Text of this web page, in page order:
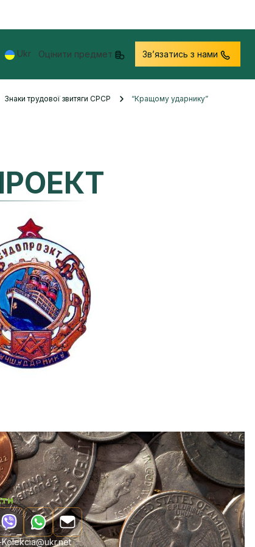
Ukr Оцінити предмет Звʼязатись з нами
Знаки трудової звитяги СРСР
“Кращому ударнику”